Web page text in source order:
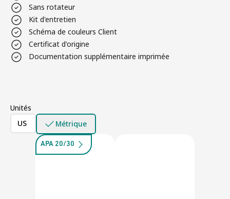
Sans rotateur
Kit d'entretien
Schéma de couleurs Client
Certificat d'origine
Documentation supplémentaire imprimée
Unités
US
Métrique
APA 20/30